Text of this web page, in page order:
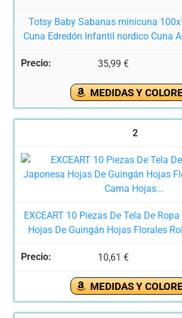
Totsy Baby Sabanas minicuna
Cuna Edredón Infantil nordico Cuna
35,99 €
MEDIDAS Y
2
EXCEART 10 Piezas De Tela De
Hojas De Guingán Hojas Florales
10,61 €
MEDIDAS Y